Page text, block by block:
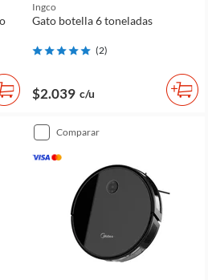
Ingco
Gato botella 6 toneladas
(2)
$2.039 c/u
comparar